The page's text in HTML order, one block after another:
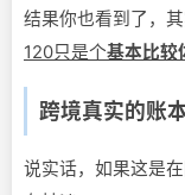
结果你也看到了，
120只是个基本比较
跨境真实的账
说实话，如果这是